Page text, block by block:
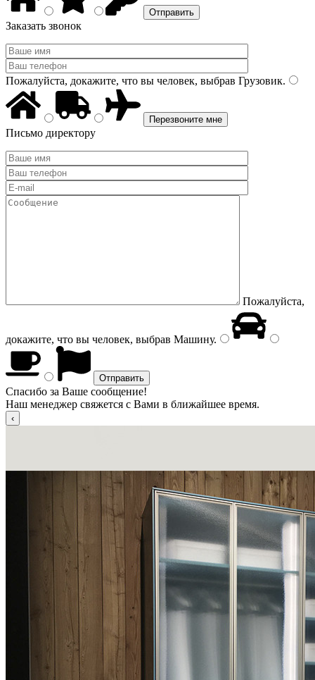
Заказать звонок
Пожалуйста, докажите, что вы человек, выбрав Грузовик.
Письмо директору
Пожалуйста,
докажите, что вы человек, выбрав Машину.
Спасибо за Ваше сообщение!
Наш менеджер свяжется с Вами в ближайшее время.